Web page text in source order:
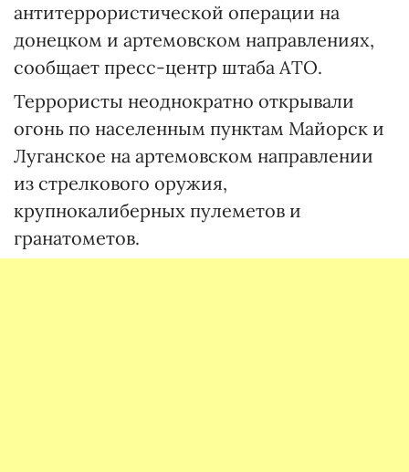
антитеррористической операции на
донецком и артемовском направлениях,
сообщает пресс-центр штаба АТО.
Террористы неоднократно открывали
огонь по населенным пунктам Майорск и
Луганское на артемовском направлении
из стрелкового оружия,
крупнокалиберных пулеметов и
гранатометов.